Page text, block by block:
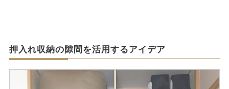
押入れ収納の隙間を活用するアイデア